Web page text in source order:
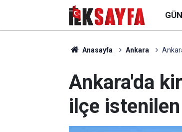
Anasayfa Ankara
Ankara'da
ilçe